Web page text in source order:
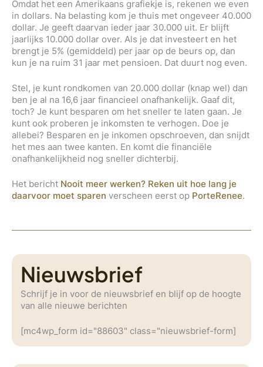
Omdat het een Amerikaans grafiekje is, rekenen we even
in dollars. Na belasting kom je thuis met ongeveer 40.000
dollar. Je geeft daarvan ieder jaar 30.000 uit. Er blijft
jaarlijks 10.000 dollar over. Als je dat investeert en het
brengt je 5% (gemiddeld) per jaar op de beurs op, dan
kun je na ruim 31 jaar met pensioen. Dat duurt nog even.
Stel, je kunt rondkomen van 20.000 dollar (knap wel) dan
ben je al na 16,6 jaar financieel onafhankelijk. Gaaf dit,
toch? Je kunt besparen om het sneller te laten gaan. Je
kunt ook proberen je inkomsten te verhogen. Doe je
allebei? Besparen en je inkomen opschroeven, dan snijdt
het mes aan twee kanten. En komt die financiële
onafhankelijkheid nog sneller dichterbij.
Het bericht Nooit meer werken? Reken uit hoe lang je
daarvoor moet sparen verscheen eerst op PorteRenee.
Nieuwsbrief
Schrijf je in voor de nieuwsbrief en blijf op de hoogte
van alle nieuwe berichten
[mc4wp_form id="88603" class="nieuwsbrief-form]